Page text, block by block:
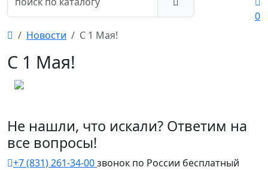
0
Новости
С 1 Мая!
С 1 Мая!
Не нашли, что искали? Ответим на
все вопросы!
+7 (831) 261-34-00звонок по России бесплатный